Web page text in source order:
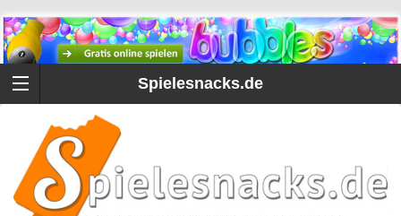
Spielesnacks.de